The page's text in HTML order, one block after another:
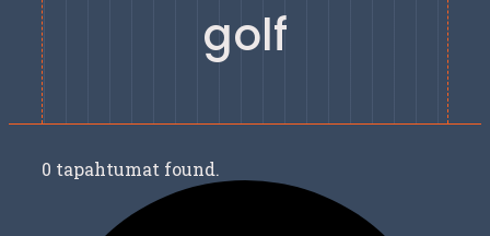
golf
0 tapahtumat found.